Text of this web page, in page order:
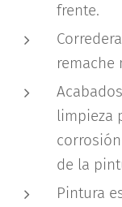
frente.
remache
limpieza
de la
Pintura